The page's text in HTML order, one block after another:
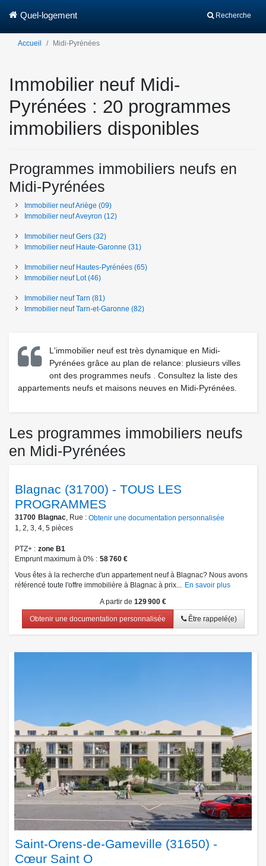
Recherche
Quel-logement
Accueil Midi-Pyrénées
Immobilier neuf Midi-
Pyrénées : 20 programmes
immobiliers disponibles
Programmes immobiliers neufs en
Midi-Pyrénées
Immobilier neufAriège (09)
Immobilier neufAveyron (12)
Immobilier neufGers (32)
Immobilier neuf Haute-Garonne (31)
Immobilier neuf Hautes-Pyrénées (65)
Immobilier neuf Lot(46)
Immobilier neufTarn (81)
Immobilier neufTarn-et-Garonne (82)
L'immobilier neuf est très dynamique en Midi-
Pyrénées grâce au plan de relance: plusieurs villes
ont des programmes neufs
. Consultez la liste des
appartements neufs et maisons neuves en Midi-Pyrénées.
Les programmes immobiliers neufs
en Midi-Pyrénées
Blagnac (31700) - TOUS LES
PROGRAMMES
31700 Blagnac , Rue : Obtenir une documentation personnalisée
1
2 3 4 5 pièces
PTZ+
zone B1
Emprunt maximum à 0%
58 760 €
Vous êtes à la recherche d'un appartement neuf à Blagnac? Nous avons
référencé toute l'offre immobilière à Blagnac à prix...
En savoir plus
A partir de 129 900 €
Obtenir une documentation personnalisée Être rappelé(e)
Saint-Orens-de-Gameville (31650) -
Cœur Saint O